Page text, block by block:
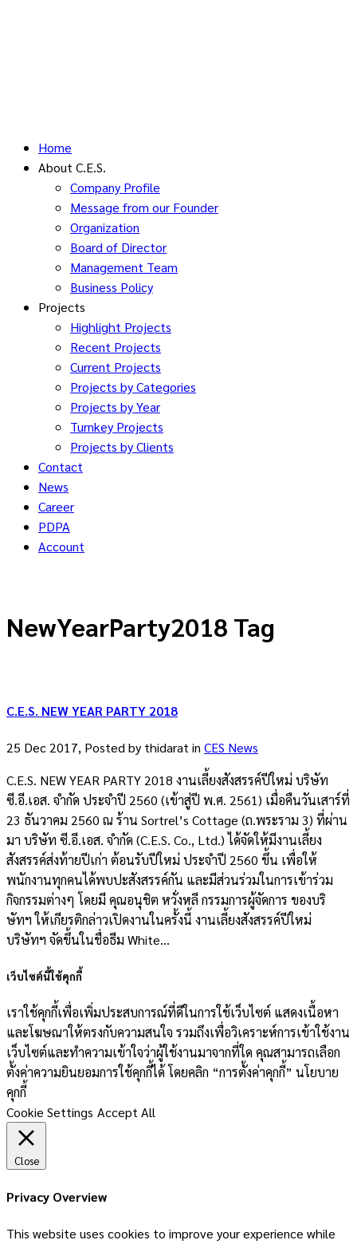
Home
About C.E.S.
Company Profile
Message from our Founder
Organization
Board of Director
Management Team
Business Policy
Projects
Highlight Projects
Recent Projects
Current Projects
Projects by Categories
Projects by Year
Turnkey Projects
Projects by Clients
Contact
News
Career
PDPA
Account
NewYearParty2018 Tag
C.E.S. NEW YEAR PARTY 2018
25 Dec 2017, Posted by thidaratin CES News
C.E.S. NEW YEAR PARTY 2018 งานเลี้ยงสังสรรค์ปีใหม่ บริษัท
ซี.อี.เอส. จำกัด ประจำปี 2560 (เข้าสู่ปี พ.ศ. 2561) เมื่อคืนวันเสาร์ที่
23 ธันวาคม 2560 ณ ร้าน Sortrel’s Cottage (ถ.พระราม 3) ที่ผ่าน
มา บริษัท ซี.อี.เอส. จำกัด (C.E.S. Co., Ltd.) ได้จัดให้มีงานเลี้ยง
สังสรรค์ส่งท้ายปีเก่า ต้อนรับปีใหม่ ประจำปี 2560 ขึ้น เพื่อให้
พนักงานทุกคนได้พบปะสังสรรค์กัน และมีส่วนร่วมในการเข้าร่วม
กิจกรรมต่างๆ โดยมี คุณอนุชิต หวั่งหลี กรรมการผู้จัดการ ของบริ
ษัทฯ ให้เกียรติกล่าวเปิดงานในครั้งนี้ งานเลี้ยงสังสรรค์ปีใหม่
บริษัทฯ จัดขึ้นในชื่อธีม White...
เว็บไซต์นี้ใช้คุกกี้
เราใช้คุกกี้เพื่อเพิ่มประสบการณ์ที่ดีในการใช้เว็บไซต์ แสดงเนื้อหา
และโฆษณาให้ตรงกับความสนใจ รวมถึงเพื่อวิเคราะห์การเข้าใช้งาน
เว็บไซต์และทำความเข้าใจว่าผู้ใช้งานมาจากที่ใด คุณสามารถเลือก
ตั้งค่าความยินยอมการใช้คุกกี้ได้ โดยคลิก “การตั้งค่าคุกกี้” นโยบาย
คุกกี้
Cookie Settings Accept All
Close
Privacy Overview
This website uses cookies to improve your experience while